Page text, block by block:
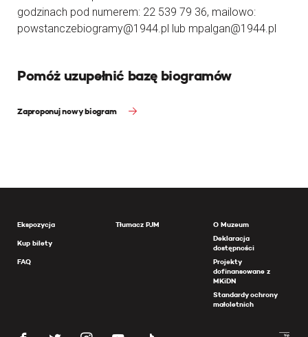
godzinach pod numerem: 22 539 79 36, mailowo:
powstanczebiogramy@1944.pl lub mpalgan@1944.pl
Pomóż uzupełnić bazę biogramów
Zaproponuj nowy biogram
Ekspozycja
Kup bilety
FAQ
Tłumacz PJM
O Muzeum
Deklaracja
dostępności
Projekty
dofinansowane z
MKiDN
Standardy ochrony
małoletnich